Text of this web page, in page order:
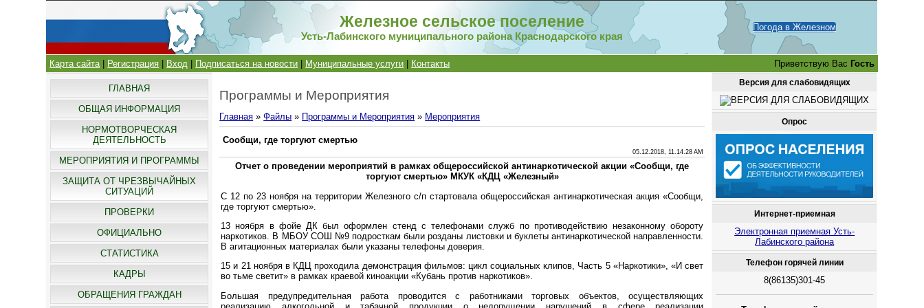
Железное сельское поселение
Усть-Лабинского муниципального района Краснодарского края
Погода в Железном
Карта сайта| Регистрация Вход Подписаться на новости Муниципальные услуги Контакты Приветствую Вас Гость
ГЛАВНАЯ
ОБЩАЯ ИНФОРМАЦИЯ
НОРМОТВОРЧЕСКАЯ
ДЕЯТЕЛЬНОСТЬ
МЕРОПРИЯТИЯ И ПРОГРАММЫ
ЗАЩИТА ОТ ЧРЕЗВЫЧАЙНЫХ
СИТУАЦИЙ
ПРОВЕРКИ
ОФИЦИАЛЬНО
СТАТИСТИКА
КАДРЫ
ОБРАЩЕНИЯ ГРАЖДАН
Программы и Мероприятия
Главная »Файлы » Программы и Мероприятия » Мероприятия
Сообщи, где торгуют смертью
05.12.2018, 11.14.28 AM
Отчет о проведении мероприятий в рамках общероссийской антинаркотической акции «Сообщи, где
торгуют смертью» МКУК «КДЦ «Железный»
С 12 по 23 ноября на территории Железного с/п стартовала общероссийская антинаркотическая акция «Сообщи,
где торгуют смертью».
13 ноября в фойе ДК был оформлен стенд с телефонами служб по противодействию незаконному обороту
наркотиков. В МБОУ СОШ №9 подросткам были розданы листовки и буклеты антинаркотической направленности.
В агитационных материалах были указаны телефоны доверия.
15 и 21 ноября в КДЦ проходила демонстрация фильмов: цикл социальных клипов, Часть 5 «Наркотики», «И свет
во тьме светит» в рамках краевой киноакции «Кубань против наркотиков».
Большая предупредительная работа проводится с работниками торговых объектов, осуществляющих
Версия для слабовидящих
Опрос
Интернет-приемная
Электронная приемная Усть-
Лабинского района
Телефон горячей линии
8(86135)301-45